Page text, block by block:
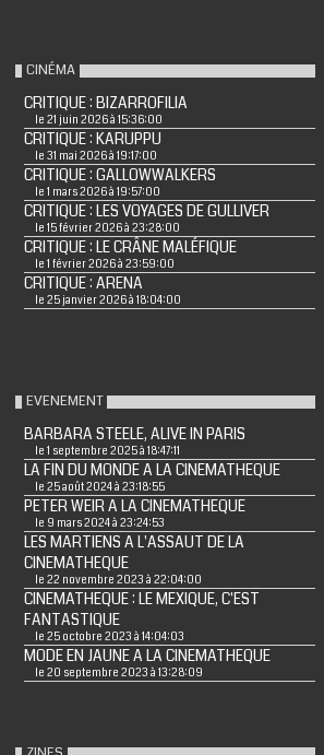
CINÉMA
CRITIQUE : BIZARROFILIA
le 21 juin 2026 à 15:36:00
CRITIQUE : KARUPPU
le 31 mai 2026 à 19:17:00
CRITIQUE : GALLOWWALKERS
le 1 mars 2026 à 19:57:00
CRITIQUE : LES VOYAGES DE GULLIVER
le 15 février 2026 à 23:28:00
CRITIQUE : LE CRÂNE MALÉFIQUE
le 1 février 2026 à 23:59:00
CRITIQUE : ARENA
le 25 janvier 2026 à 18:04:00
EVENEMENT
BARBARA STEELE, ALIVE IN PARIS
le 1 septembre 2025 à 18:47:11
LA FIN DU MONDE A LA CINEMATHEQUE
le 25 août 2024 à 23:18:55
PETER WEIR A LA CINEMATHEQUE
le 9 mars 2024 à 23:24:53
LES MARTIENS A L'ASSAUT DE LA
CINEMATHEQUE
le 22 novembre 2023 à 22:04:00
CINEMATHEQUE : LE MEXIQUE, C'EST
FANTASTIQUE
le 25 octobre 2023 à 14:04:03
MODE EN JAUNE A LA CINEMATHEQUE
le 20 septembre 2023 à 13:28:09